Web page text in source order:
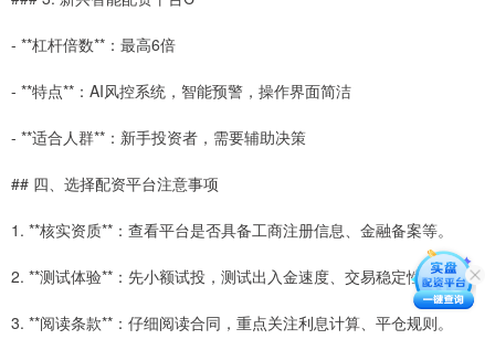
- **杠杆倍数**：最高6倍
- **特点**：AI风控系统，智能预警，操作界面简洁
- **适合人群**：新手投资者，需要辅助决策
## 四、选择配资平台注意事项
1. **核实资质**：查看平台是否具备工商注册信息、金融备案等。
2. **测试体验**：先小额试投，测试出入金速度、交易稳定性。
3. **阅读条款**：仔细阅读合同，重点关注利息计算、平仓规则。